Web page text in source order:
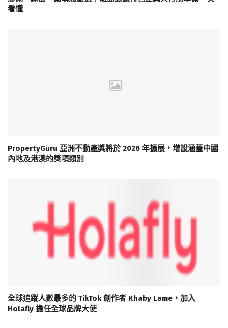
看懂
PropertyGuru 亞洲不動產獎將於 2026 年擴展，增設涵蓋中國
內地及港澳的獎項類別
全球追蹤人數最多的 TikTok 創作者 Khaby Lame，加入
Holafly 擔任全球品牌大使